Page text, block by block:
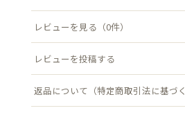
ニット帽感覚で頭にのせるだけで、自然
WORDSオリジナルのフィッシャーマン
カジュアルなTシャツスタイルに軽やか
配送について詳しく見る →
します（返品送料は当店負担）。
返品について詳しく見る →
レビューを見る（0件）
レビューを投稿する
返品について（特定商取引法に基づく